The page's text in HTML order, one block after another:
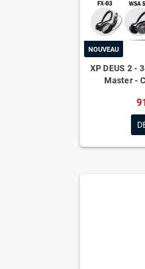
NOUVEAU
XP DEUS 2 -
Master -